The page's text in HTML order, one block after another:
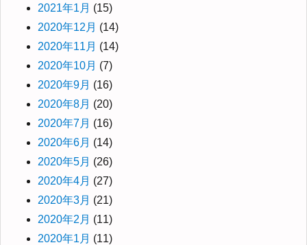
2021年1月 (15)
2020年12月 (14)
2020年11月 (14)
2020年10月 (7)
2020年9月 (16)
2020年8月 (20)
2020年7月 (16)
2020年6月 (14)
2020年5月 (26)
2020年4月 (27)
2020年3月 (21)
2020年2月 (11)
2020年1月 (11)